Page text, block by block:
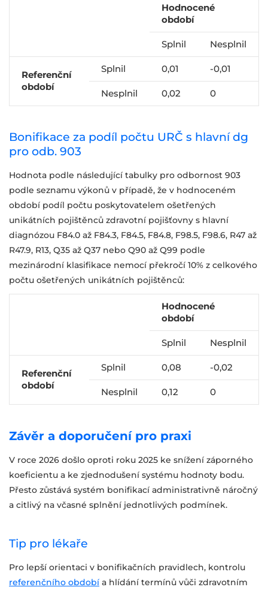
Hodnocené
období
Splnil Nesplnil
Referenční
období
Splnil 0,01 -0,01
Nesplnil 0,02 0
Bonifikace za podíl počtu URČ s hlavní dg
pro odb. 903
Hodnota podle následující tabulky pro odbornost 903
podle seznamu výkonů v případě, že v hodnoceném
období podíl počtu poskytovatelem ošetřených
unikátních pojištěnců zdravotní pojišťovny s hlavní
diagnózou F84.0 až F84.3, F84.5, F84.8, F98.5, F98.6, R47 až
R47.9, R13, Q35 až Q37 nebo Q90 až Q99 podle
mezinárodní klasifikace nemocí překročí 10% z celkového
počtu ošetřených unikátních pojištěnců:
Hodnocené
období
Splnil Nesplnil
Referenční
období
Splnil 0,08 -0,02
Nesplnil 0,12 0
Závěr a doporučení pro praxi
V roce 2026 došlo oproti roku 2025 ke snížení záporného
koeficientu a ke zjednodušení systému hodnoty bodu.
Přesto zůstává systém bonifikací administrativně náročný
a citlivý na včasné splnění jednotlivých podmínek.
Tip pro lékaře
Pro lepší orientaci v bonifikačních pravidlech, kontrolu
referenčního obdobía hlídání termínů vůči zdravotním